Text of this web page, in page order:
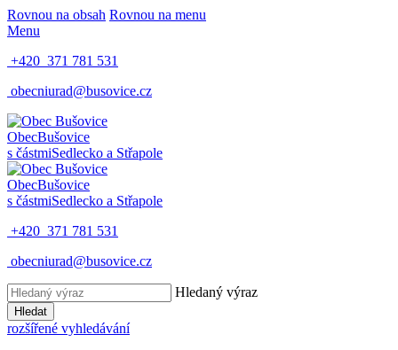
Rovnou na obsah Rovnou na menu
Menu
+420 371 781 531
obecniurad@busovice.cz
ObecBušovice
s částmiSedlecko a Střapole
ObecBušovice
s částmiSedlecko a Střapole
+420 371 781 531
obecniurad@busovice.cz
Hledaný výraz
Hledat
rozšířené vyhledávání